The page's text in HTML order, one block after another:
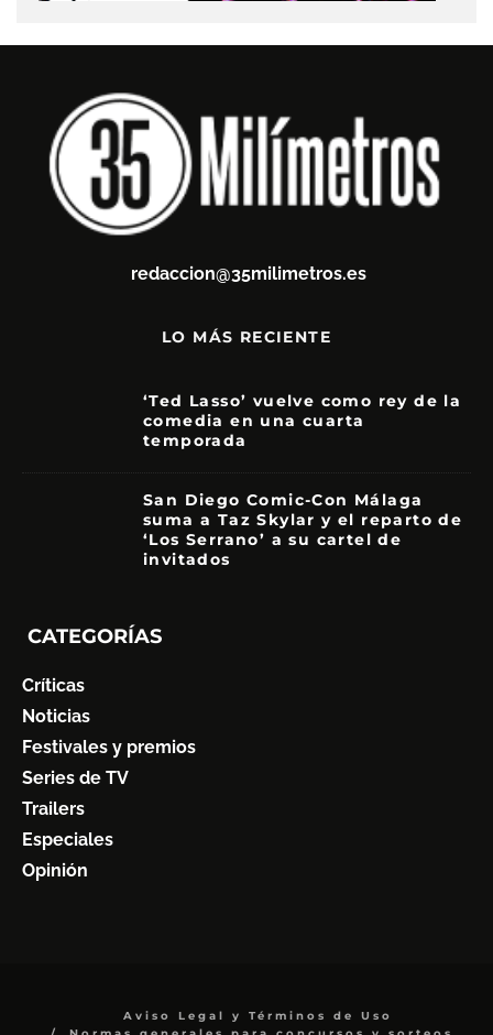
redaccion@35milimetros.es
LO MÁS RECIENTE
‘Ted Lasso’ vuelve como rey de la
comedia en una cuarta
temporada
San Diego Comic-Con Málaga
suma a Taz Skylar y el reparto de
‘Los Serrano’ a su cartel de
invitados
CATEGORÍAS
Críticas
Noticias
Festivales y premios
Series de TV
Trailers
Especiales
Opinión
Aviso Legal y Términos de Uso